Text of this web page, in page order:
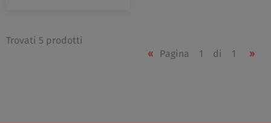
Trovati 5 prodotti
« Pagina 1 di 1 »